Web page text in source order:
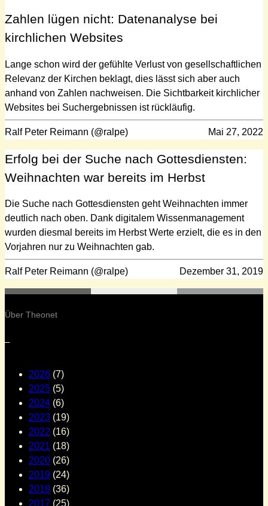
Zahlen lügen nicht: Datenanalyse bei
kirchlichen Websites
Lange schon wird der gefühlte Verlust von gesellschaftlichen
Relevanz der Kirchen beklagt, dies lässt sich aber auch
anhand von Zahlen nachweisen. Die Sichtbarkeit kirchlicher
Websites bei Suchergebnissen ist rückläufig.
Ralf Peter Reimann (@ralpe) Mai 27, 2022
Erfolg bei der Suche nach Gottesdiensten:
Weihnachten war bereits im Herbst
Die Suche nach Gottesdiensten geht Weihnachten immer
deutlich nach oben. Dank digitalem Wissenmanagement
wurden diesmal bereits im Herbst Werte erzielt, die es in den
Vorjahren nur zu Weihnachten gab.
Ralf Peter Reimann (@ralpe) Dezember 31, 2019
Über Theonet
–
2026 (7)
2025 (5)
2024 (6)
2023 (19)
2022 (16)
2021 (18)
2020 (26)
2019 (24)
2018 (36)
2017 (25)